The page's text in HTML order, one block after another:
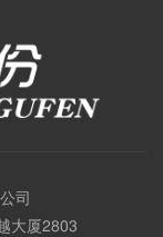
司
大厦2803